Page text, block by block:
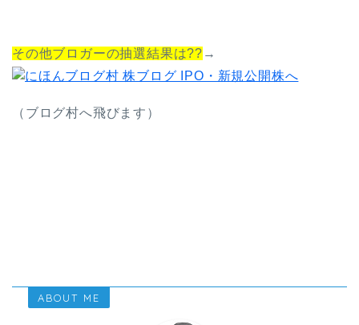
その他ブロガーの抽選結果は?? →
（ブログ村へ飛びます）
ABOUT ME